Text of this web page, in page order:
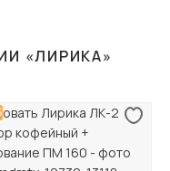
«ЛИРИКА»